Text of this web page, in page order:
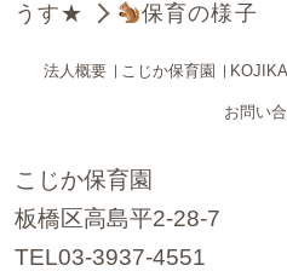
うす★
保育の様子
法人概要 こじか保育園
お問い
こじか保育園
板橋区高島平2-28-7
TEL03-3937-4551